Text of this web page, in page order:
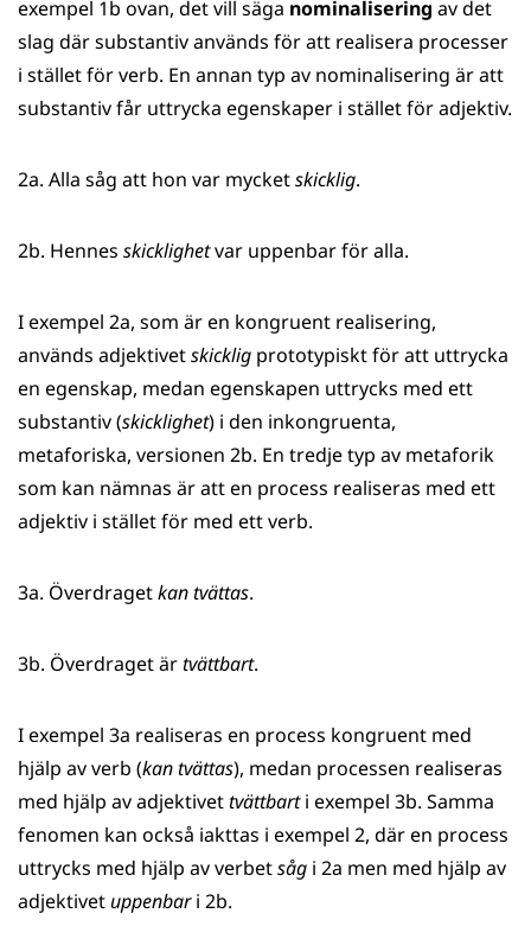
exempel 1b ovan, det vill säga nominalisering av det
slag där substantiv används för att realisera processer
i stället för verb. En annan typ av nominalisering är att
substantiv får uttrycka egenskaper i stället för adjektiv.
2a. Alla såg att hon var mycketskicklig.
2b. Hennes skicklighetvar uppenbar för alla.
I exempel 2a, som är en kongruent realisering,
används adjektivetskicklig prototypisktför att uttrycka
en egenskap, medan egenskapen uttrycks med ett
substantiv (skicklighet) i den inkongruenta,
metaforiska, versionen 2b. En tredje typ av metaforik
som kan nämnas är att en process realiseras med ett
adjektiv i stället för med ett verb.
3a. Överdragetkan tvättas.
3b. Överdraget ärtvättbart.
I exempel 3a realiseras en process kongruent med
hjälp av verb (kan tvättas), medan processen realiseras
med hjälp av adjektivettvättbarti exempel 3b. Samma
fenomen kan också iakttas i exempel 2, där en process
uttrycks med hjälp av verbetsåg i 2a men med hjälp av
adjektivet uppenbari 2b.